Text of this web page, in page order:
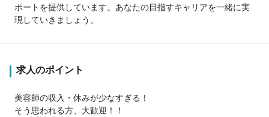
ポートを提供しています。あなたの目指すキャリアを一緒に実
現していきましょう。
求人のポイント
美容師の収入・休みが少なすぎる！
そう思われる方、大歓迎！！